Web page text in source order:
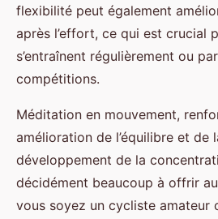
flexibilité peut également
après l’effort, ce qui est crucial
s’entraînent régulièrement ou
compétitions.
Méditation en mouvement,
amélioration de l’équilibre et de
développement de la
décidément beaucoup à offrir
vous soyez un cycliste amateur